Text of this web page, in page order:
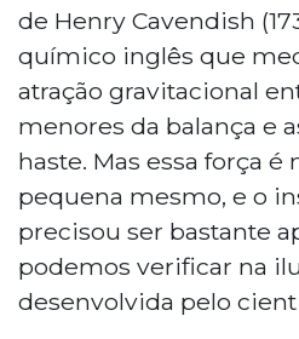
de Henry Cavendish
químico inglês que
atração gravitacional
menores da balança e
haste. Mas essa força
pequena mesmo, e o
precisou ser bastante
podemos verificar na
desenvolvida pelo